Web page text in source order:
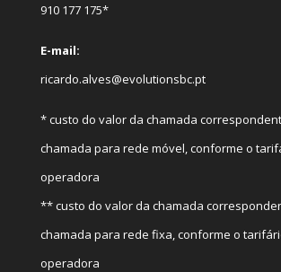
910 177 175*
E-mail:
ricardo.alves@evolutionsbc.pt
* custo do valor da chamada
chamada para rede móvel, conforme o
operadora
** custo do valor da chamada
chamada para rede fixa, conforme o
operadora